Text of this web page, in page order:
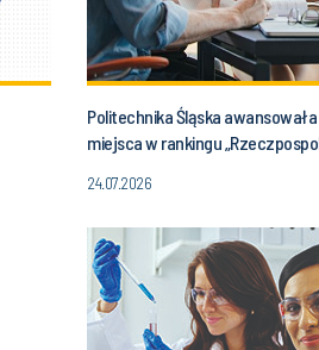
Politechnika Śląska
miejsca w rankingu
24.07.2026